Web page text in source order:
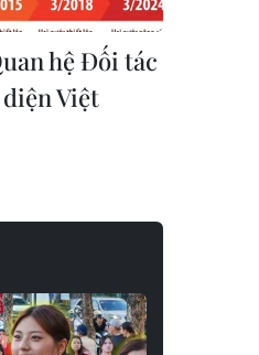
hệ Đối tác
Việt